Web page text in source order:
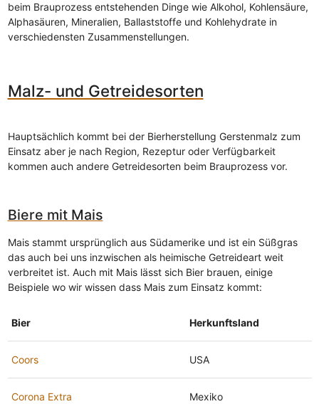
beim Brauprozess entstehenden Dinge wie Alkohol, Kohlensäure,
Alphasäuren, Mineralien, Ballaststoffe und Kohlehydrate in
verschiedensten Zusammenstellungen.
Malz- und Getreidesorten
Hauptsächlich kommt bei der Bierherstellung Gerstenmalz zum
Einsatz aber je nach Region, Rezeptur oder Verfügbarkeit
kommen auch andere Getreidesorten beim Brauprozess vor.
Biere mit Mais
Mais stammt ursprünglich aus Südamerike und ist ein Süßgras
das auch bei uns inzwischen als heimische Getreideart weit
verbreitet ist. Auch mit Mais lässt sich Bier brauen, einige
Beispiele wo wir wissen dass Mais zum Einsatz kommt:
Bier Herkunftsland
Coors USA
Corona Extra Mexiko